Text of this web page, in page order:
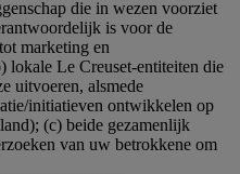
die in wezen voorziet
is voor de
marketing en
lokale Le Creuset-entiteiten die
uitvoeren, alsmede
initiatieven ontwikkelen op
(c) beide gezamenlijk
van uw betrokkene om